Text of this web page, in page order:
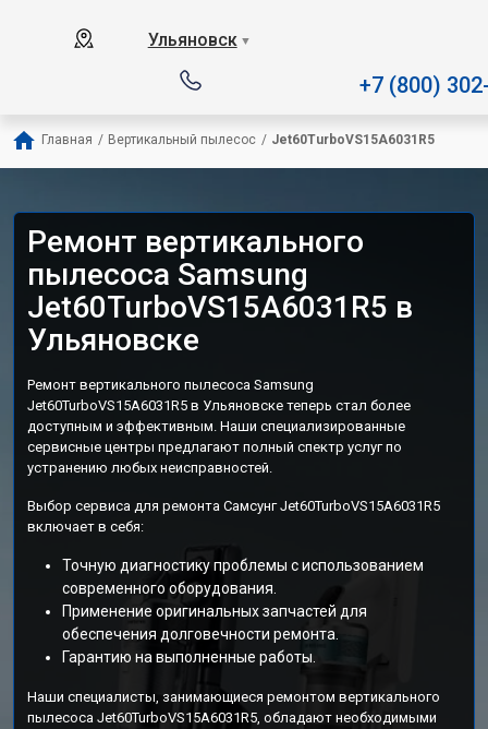
Ульяновск ▼
+7 (800)
Главная / Вертикальный пылесос / Jet60TurboVS15A6031R5
Ремонт вертикального
пылесоса Samsung
Jet60TurboVS15A6031R5 в
Ульяновске
Ремонт вертикального пылесоса Samsung
Jet60TurboVS15A6031R5 в Ульяновске теперь стал более
доступным и эффективным. Наши специализированные
сервисные центры предлагают полный спектр услуг по
устранению любых неисправностей.
Выбор сервиса для ремонта Самсунг Jet60TurboVS15A6031R5
включает в себя:
Точную диагностику проблемы с использованием
современного оборудования.
Применение оригинальных запчастей для
обеспечения долговечности ремонта.
Гарантию на выполненные работы.
Наши специалисты, занимающиеся ремонтом вертикального
пылесоса Jet60TurboVS15A6031R5, обладают необходимыми